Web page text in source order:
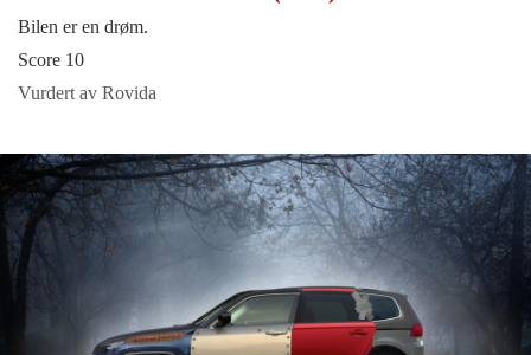
Bilen er en drøm.
Score 10
Vurdert av Rovida